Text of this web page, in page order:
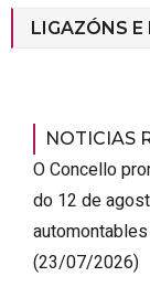
LIGAZÓNS E
NOTICIAS
O Concello
do 12 de
(23/07/2026)